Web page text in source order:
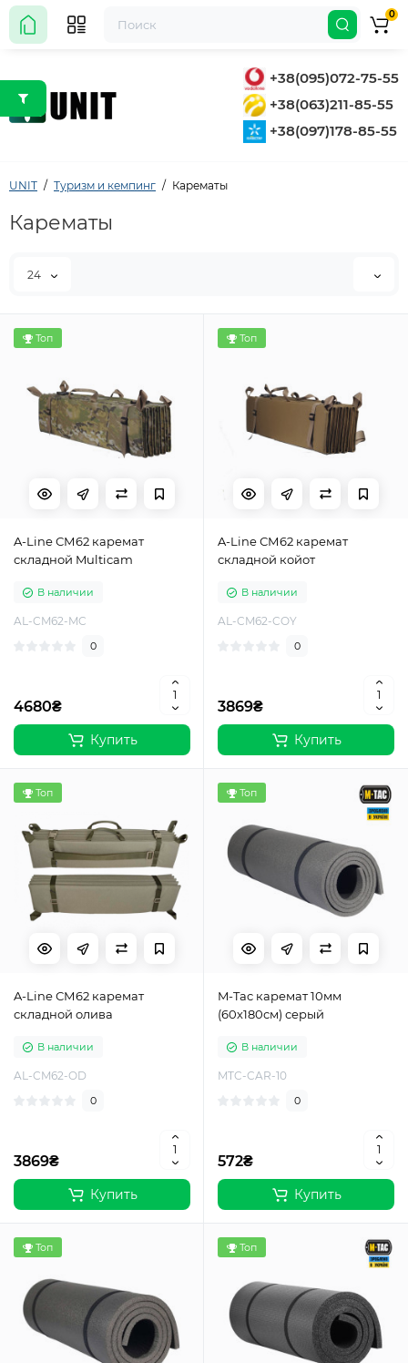
+38(095)072-75-55
+38(063)211-85-55
+38(097)178-85-55
0
UNIT Туризм и кемпинг Карематы
Карематы
24
Топ
A-Line СМ62 каремат
складной Multicam
В наличии
AL-CM62-MC
0
4680₴
Купить
Топ
A-Line СМ62 каремат
складной койот
В наличии
AL-CM62-COY
0
3869₴
Купить
Топ
A-Line СМ62 каремат
складной олива
В наличии
AL-CM62-OD
0
3869₴
Купить
Топ
M-Tac каремат 10мм
(60х180см) серый
В наличии
MTC-CAR-10
0
572₴
Купить
Топ Топ